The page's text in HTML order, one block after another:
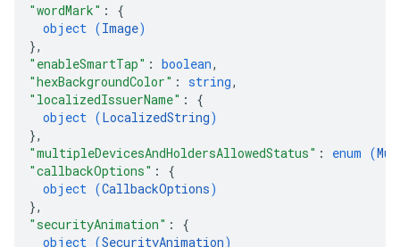
"wordMark" : {
object (Image)
},
"enableSmartTap" : boolean,
"hexBackgroundColor" : string,
"localizedIssuerName" : {
object (LocalizedString)
},
"multipleDevicesAndHoldersAllowedStatus" : enum (
"callbackOptions" : {
object (CallbackOptions)
},
"securityAnimation" : {
object (SecurityAnimation)